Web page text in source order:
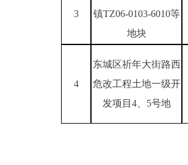
3
镇TZ06-0103-6010等
地块
4
东城区祈年大街路西
危改工程土地一级开
发项目4、5号地